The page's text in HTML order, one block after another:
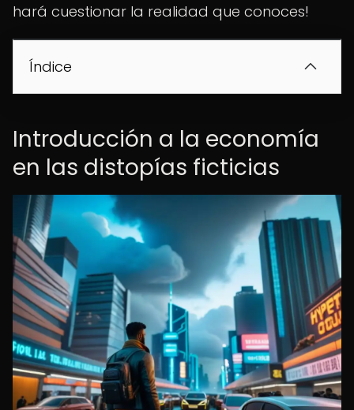
hará cuestionar la realidad que conoces!
Índice
Introducción a la economía
en las distopías ficticias